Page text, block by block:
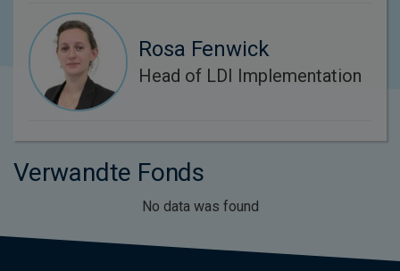
Rosa Fenwick
Head of LDI Implementation
Verwandte Fonds
No data was found